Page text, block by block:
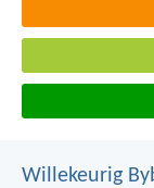
Willekeurig